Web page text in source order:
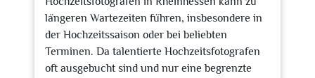
längeren Wartezeiten führen, insbesondere in
der Hochzeitssaison oder bei beliebten
Terminen. Da talentierte Hochzeitsfotografen
oft ausgebucht sind und nur eine begrenzte